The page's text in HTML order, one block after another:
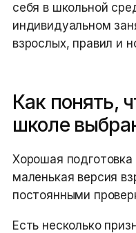
себя в школьной
индивидуальном
взрослых, правил и
Как понять,
школе
Хорошая
маленькая версия
постоянными
Есть несколько